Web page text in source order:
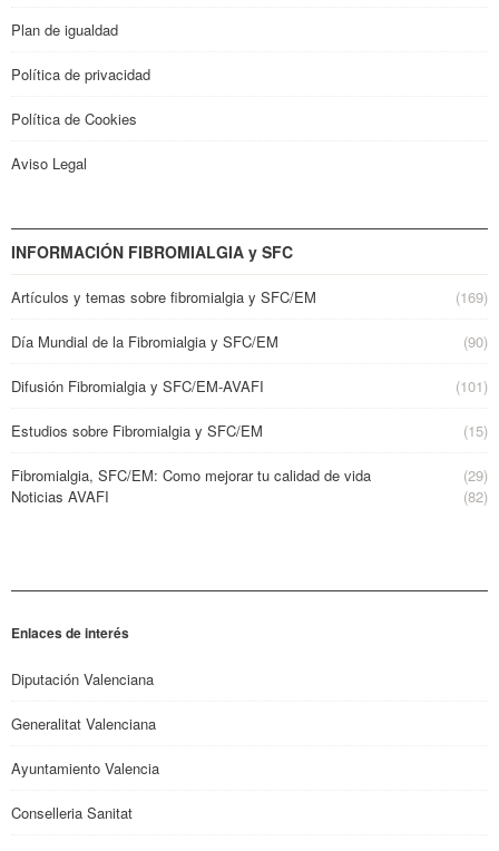
Plan de igualdad
Política de privacidad
Política de Cookies
Aviso Legal
INFORMACIÓN FIBROMIALGIA y SFC
Artículos y temas sobre fibromialgia y SFC/EM (169)
Día Mundial de la Fibromialgia y SFC/EM (90)
Difusión Fibromialgia y SFC/EM-AVAFI (101)
Estudios sobre Fibromialgia y SFC/EM (15)
Fibromialgia, SFC/EM: Como mejorar tu calidad de vida
(29)
Noticias AVAFI
(82)
Enlaces de interés
Diputación Valenciana
Generalitat Valenciana
Ayuntamiento Valencia
Conselleria Sanitat